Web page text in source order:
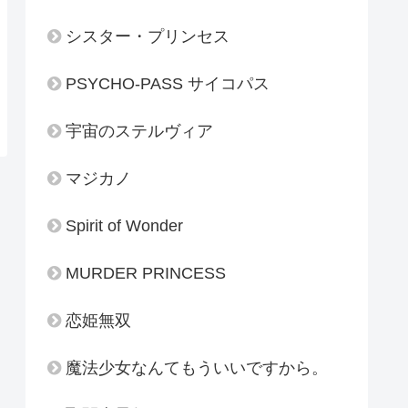
シスター・プリンセス
PSYCHO-PASS サイコパス
宇宙のステルヴィア
マジカノ
Spirit of Wonder
MURDER PRINCESS
恋姫無双
魔法少女なんてもういいですから。